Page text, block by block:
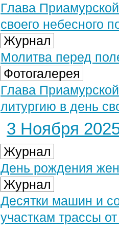
Глава
своего небесного
Журнал
Молитва перед
Фотогалерея
Глава
литургию в день
3 Ноября
Журнал
День рождения
Журнал
Десятки машин и
участкам трассы